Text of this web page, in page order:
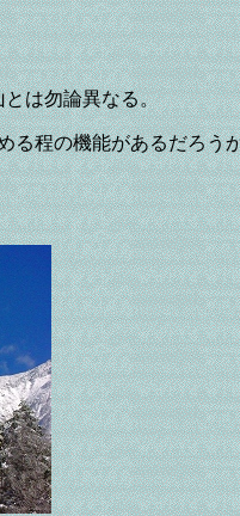
は勿論異なる。
程の機能があるだろう